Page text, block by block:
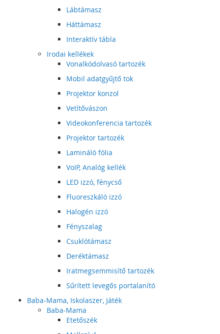
Lábtámasz
Háttámasz
Interaktív tábla
Irodai kellékek
Vonalkódolvasó tartozék
Mobil adatgyűjtő tok
Projektor konzol
Vetítővászon
Videokonferencia tartozék
Projektor tartozék
Lamináló fólia
VoIP, Analóg kellék
LED izzó, fénycső
Fluoreszkáló izzó
Halogén izzó
Fényszalag
Csuklótámasz
Deréktámasz
Iratmegsemmisítő tartozék
Sűrített levegős portalanító
Baba-Mama, Iskolaszer, Játék
Baba-Mama
Etetőszék